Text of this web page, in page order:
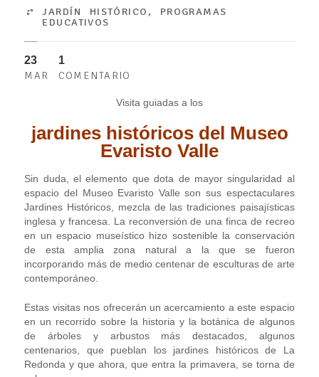
JARDÍN HISTÓRICO , PROGRAMAS
EDUCATIVOS
23
MAR
1
COMENTARIO
Visita guiadas a los
jardines históricos del Museo
Evaristo Valle
Sin duda, el elemento que dota de mayor singularidad al
espacio del Museo Evaristo Valle son sus espectaculares
Jardines Históricos, mezcla de las tradiciones paisajísticas
inglesa y francesa. La reconversión de una finca de recreo
en un espacio museístico hizo sostenible la conservación
de esta amplia zona natural a la que se fueron
incorporando más de medio centenar de esculturas de arte
contemporáneo.
Estas visitas nos ofrecerán un acercamiento a este espacio
en un recorrido sobre la historia y la botánica de algunos
de árboles y arbustos más destacados, algunos
centenarios, que pueblan los jardines históricos de La
Redonda y que ahora, que entra la primavera, se torna de